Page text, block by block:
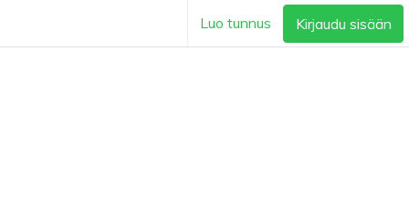
Luo tunnus Kirjaudu sisään